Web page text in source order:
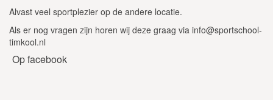
Alvast veel sportplezier op de andere locatie.
Als er nog vragen zijn horen wij deze graag via info@sportschool-
timkool.nl
Op facebook